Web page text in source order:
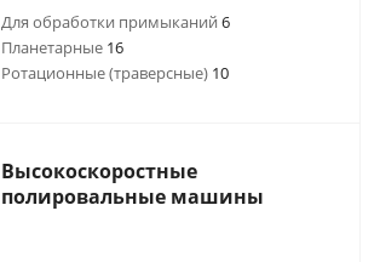
Для обработки примыканий 6
Планетарные 16
Ротационные (траверсные) 10
Высокоскоростные
полировальные машины